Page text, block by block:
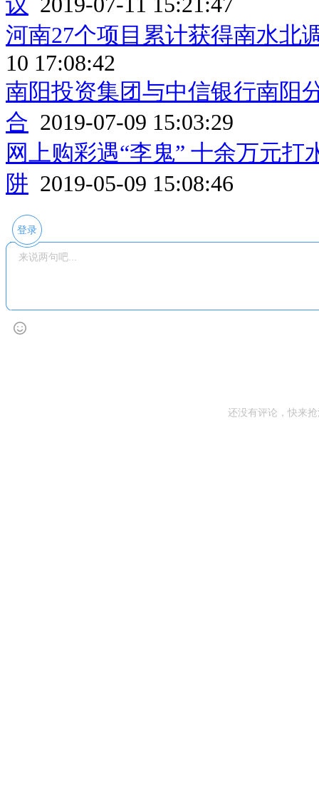
河南27个项目累计获得南水北
10 17:08:42
南阳投资集团与中信银行南阳
合 2019-07-09 15:03:29
网上购彩遇“李鬼” 十余万元打
阱 2019-05-09 15:08:46
登录
还没有评论，快来